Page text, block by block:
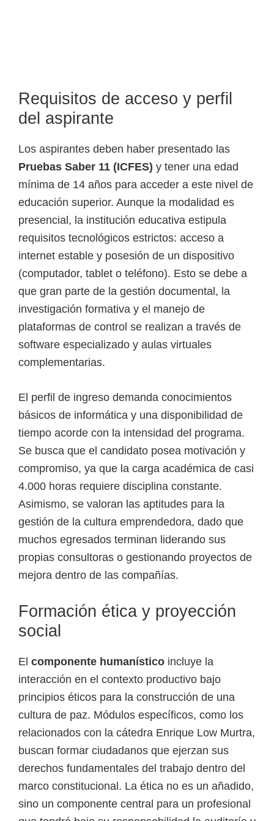
Requisitos de acceso y perfil
del aspirante
Los aspirantes deben haber presentado las
Pruebas Saber 11 (ICFES) y tener una edad
mínima de 14 años para acceder a este nivel de
educación superior. Aunque la modalidad es
presencial, la institución educativa estipula
requisitos tecnológicos estrictos: acceso a
internet estable y posesión de un dispositivo
(computador, tablet o teléfono). Esto se debe a
que gran parte de la gestión documental, la
investigación formativa y el manejo de
plataformas de control se realizan a través de
software especializado y aulas virtuales
complementarias.
El perfil de ingreso demanda conocimientos
básicos de informática y una disponibilidad de
tiempo acorde con la intensidad del programa.
Se busca que el candidato posea motivación y
compromiso, ya que la carga académica de casi
4.000 horas requiere disciplina constante.
Asimismo, se valoran las aptitudes para la
gestión de la cultura emprendedora, dado que
muchos egresados terminan liderando sus
propias consultoras o gestionando proyectos de
mejora dentro de las compañías.
Formación ética y proyección
social
El componente humanístico incluye la
interacción en el contexto productivo bajo
principios éticos para la construcción de una
cultura de paz. Módulos específicos, como los
relacionados con la cátedra Enrique Low Murtra,
buscan formar ciudadanos que ejerzan sus
derechos fundamentales del trabajo dentro del
marco constitucional. La ética no es un añadido,
sino un componente central para un profesional